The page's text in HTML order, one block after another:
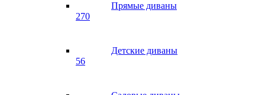
Прямые диваны
270
Детские диваны
56